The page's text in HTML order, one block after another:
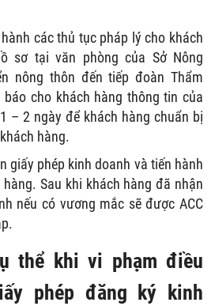
các thủ tục pháp lý cho khách
sơ tại văn phòng của Sở Nông
nông thôn đến tiếp đoàn Thẩm
cho khách hàng thông tin của
– 2 ngày để khách hàng chuẩn bị
hàng.
giấy phép kinh doanh và tiến hành
Sau khi khách hàng đã nhận
nếu có vương mắc sẽ được ACC
thể khi vi phạm điều
phép đăng ký kinh